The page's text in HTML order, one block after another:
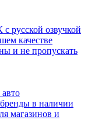
русской озвучкой
качестве
и не пропускать
в наличии
магазинов и